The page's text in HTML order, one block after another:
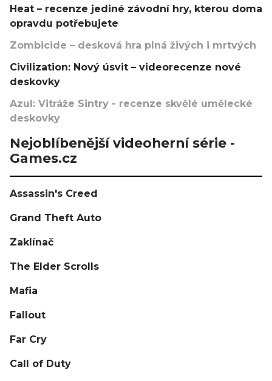
Heat – recenze jediné závodní hry, kterou doma
opravdu potřebujete
Zombicide – desková hra plná živých i mrtvých
Civilization: Nový úsvit – videorecenze nové
deskovky
Azul: Vitráže Sintry - recenze skvělé umělecké
deskovky
Nejoblíbenější videoherní série -
Games.cz
Assassin's Creed
Grand Theft Auto
Zaklínač
The Elder Scrolls
Mafia
Fallout
Far Cry
Call of Duty